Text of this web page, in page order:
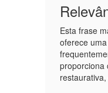
Esta frase
oferece
proporciona